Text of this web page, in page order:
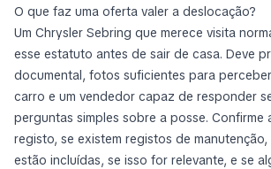
O que faz uma oferta valer a deslocação?
Um Chrysler Sebring que merece visita
esse estatuto antes de sair de casa. Deve
documental, fotos suficientes para
carro e um vendedor capaz de responder
perguntas simples sobre a posse. Confirme
registo, se existem registos de
estão incluídas, se isso for relevante, e se